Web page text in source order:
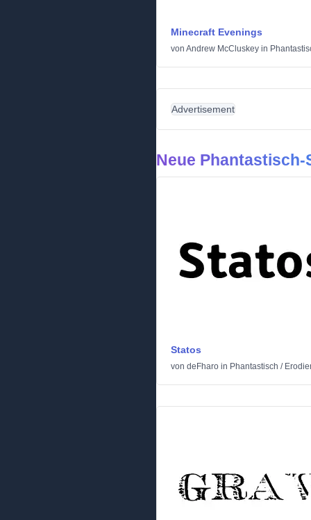
Minecraft Evenings
von Andrew McCluskey in
Advertisement
Neue
Statos
von deFharo in Phantastisch /